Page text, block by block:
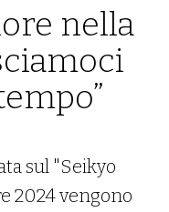
nella
sul "Seikyo
2024 vengono